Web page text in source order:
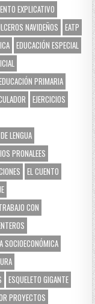
EXPLICATIVO
NAVIDEÑOS
EATP
EDUCACIÓN ESPECIAL
PRIMARIA
EJERCICIOS
LENGUA
PRONALEES
EL CUENTO
CON
SOCIOECONÓMICA
ESQUELETO GIGANTE
PROYECTOS